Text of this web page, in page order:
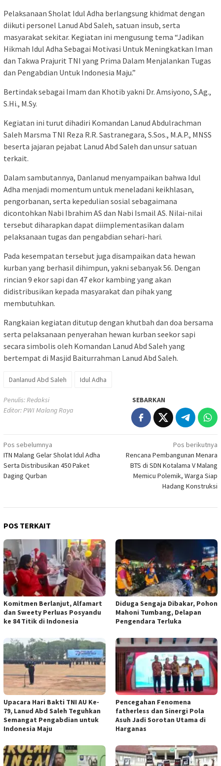
Pelaksanaan Sholat Idul Adha berlangsung khidmat dengan
diikuti personel Lanud Abd Saleh, satuan insub, serta
masyarakat sekitar. Kegiatan ini mengusung tema “Jadikan
Hikmah Idul Adha Sebagai Motivasi Untuk Meningkatkan Iman
dan Takwa Prajurit TNI yang Prima Dalam Menjalankan Tugas
dan Pengabdian Untuk Indonesia Maju.”
Bertindak sebagai Imam dan Khotib yakni Dr. Amsiyono, S.Ag.,
S.Hi., M.Sy.
Kegiatan ini turut dihadiri Komandan Lanud Abdulrachman
Saleh Marsma TNI Reza R.R. Sastranegara, S.Sos., M.A.P., MNSS
beserta jajaran pejabat Lanud Abd Saleh dan unsur satuan
terkait.
Dalam sambutannya, Danlanud menyampaikan bahwa Idul
Adha menjadi momentum untuk meneladani keikhlasan,
pengorbanan, serta kepedulian sosial sebagaimana
dicontohkan Nabi Ibrahim AS dan Nabi Ismail AS. Nilai-nilai
tersebut diharapkan dapat diimplementasikan dalam
pelaksanaan tugas dan pengabdian sehari-hari.
Pada kesempatan tersebut juga disampaikan data hewan
kurban yang berhasil dihimpun, yakni sebanyak 56. Dengan
rincian 9 ekor sapi dan 47 ekor kambing yang akan
didistribusikan kepada masyarakat dan pihak yang
membutuhkan.
Rangkaian kegiatan ditutup dengan khutbah dan doa bersama
serta pelaksanaan penyerahan hewan kurban seekor sapi
secara simbolis oleh Komandan Lanud Abd Saleh yang
bertempat di Masjid Baiturrahman Lanud Abd Saleh.
Danlanud Abd Saleh Idul Adha
Penulis: Redaksi
Editor: PWI Malang Raya
SEBARKAN
Navigasi
pos
Pos sebelumnya
ITN Malang Gelar Sholat Idul Adha
Serta Distribusikan 450 Paket
Daging Qurban
Pos berikutnya
Rencana Pembangunan Menara
BTS di SDN Kotalama V Malang
Memicu Polemik, Warga Siap
Hadang Konstruksi
POS TERKAIT
Komitmen Berlanjut, Alfamart
dan Sweety Perluas Posyandu
ke 84 Titik di Indonesia
Diduga Sengaja Dibakar, Pohon
Mahoni Tumbang, Delapan
Pengendara Terluka
Upacara Hari Bakti TNI AU Ke-
79, Lanud Abd Saleh Teguhkan
Semangat Pengabdian untuk
Indonesia Maju
Pencegahan Fenomena
fatherless dan Sinergi Pola
Asuh Jadi Sorotan Utama di
Harganas